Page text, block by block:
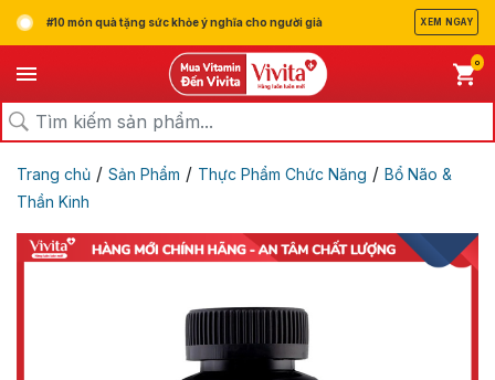
#10 món quà tặng sức khỏe ý nghĩa cho người già XEM NGAY
0
Trang chủ / Sản Phẩm / Thực Phẩm Chức Năng / Bổ Não &
Thần Kinh